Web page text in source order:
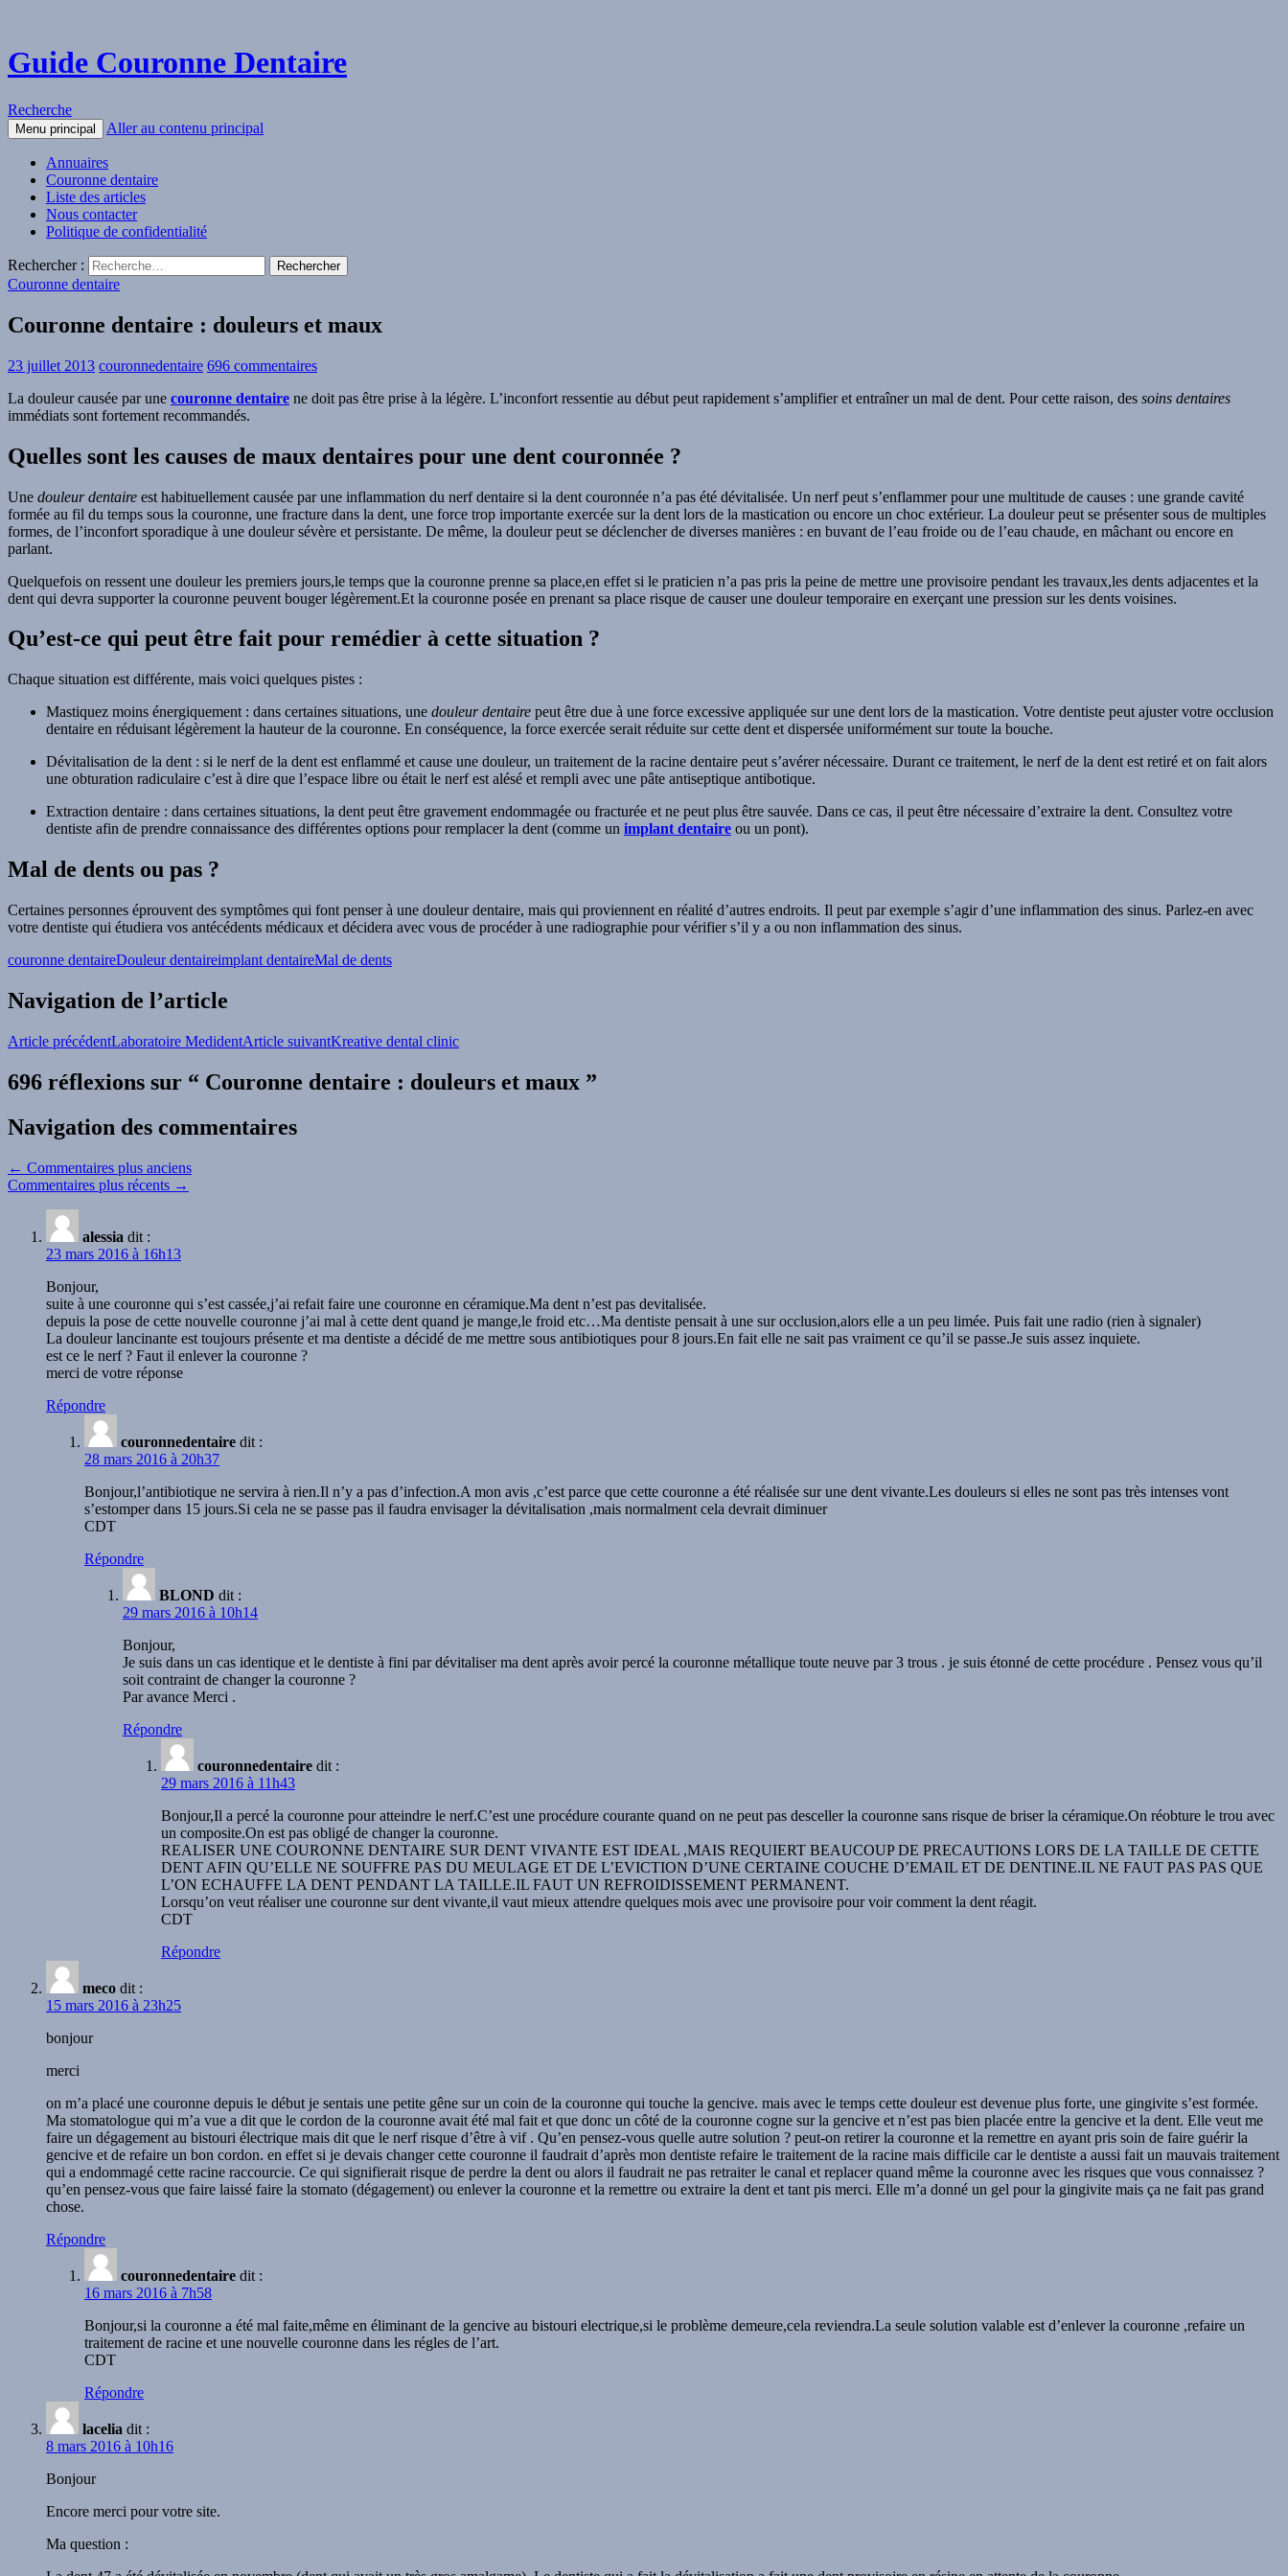
Guide Couronne Dentaire
Recherche
Menu principal Aller au contenu principal
Annuaires
Couronne dentaire
Liste des articles
Nous contacter
Politique de confidentialité
Rechercher :
Couronne dentaire
Couronne dentaire : douleurs et maux
23 juillet 2013 couronnedentaire 696 commentaires
La douleur causée par une couronne dentaire ne doit pas être prise à la légère. L’inconfort ressentie au début peut rapidement s’amplifier et entraîner un mal de dent. Pour cette raison, des soins dentaires
immédiats sont fortement recommandés.
Quelles sont les causes de maux dentaires pour une dent couronnée ?
Une douleur dentaire est habituellement causée par une inflammation du nerf dentaire si la dent couronnée n’a pas été dévitalisée. Un nerf peut s’enflammer pour une multitude de causes : une grande cavité
formée au fil du temps sous la couronne, une fracture dans la dent, une force trop importante exercée sur la dent lors de la mastication ou encore un choc extérieur. La douleur peut se présenter sous de multiples
formes, de l’inconfort sporadique à une douleur sévère et persistante. De même, la douleur peut se déclencher de diverses manières : en buvant de l’eau froide ou de l’eau chaude, en mâchant ou encore en
parlant.
Quelquefois on ressent une douleur les premiers jours,le temps que la couronne prenne sa place,en effet si le praticien n’a pas pris la peine de mettre une provisoire pendant les travaux,les dents adjacentes et la
dent qui devra supporter la couronne peuvent bouger légèrement.Et la couronne posée en prenant sa place risque de causer une douleur temporaire en exerçant une pression sur les dents voisines.
Qu’est-ce qui peut être fait pour remédier à cette situation ?
Chaque situation est différente, mais voici quelques pistes :
Mastiquez moins énergiquement : dans certaines situations, une douleur dentaire peut être due à une force excessive appliquée sur une dent lors de la mastication. Votre dentiste peut ajuster votre occlusion
dentaire en réduisant légèrement la hauteur de la couronne. En conséquence, la force exercée serait réduite sur cette dent et dispersée uniformément sur toute la bouche.
Dévitalisation de la dent : si le nerf de la dent est enflammé et cause une douleur, un traitement de la racine dentaire peut s’avérer nécessaire. Durant ce traitement, le nerf de la dent est retiré et on fait alors
une obturation radiculaire c’est à dire que l’espace libre ou était le nerf est alésé et rempli avec une pâte antiseptique antibotique.
Extraction dentaire : dans certaines situations, la dent peut être gravement endommagée ou fracturée et ne peut plus être sauvée. Dans ce cas, il peut être nécessaire d’extraire la dent. Consultez votre
dentiste afin de prendre connaissance des différentes options pour remplacer la dent (comme un implant dentaire ou un pont).
Mal de dents ou pas ?
Certaines personnes éprouvent des symptômes qui font penser à une douleur dentaire, mais qui proviennent en réalité d’autres endroits. Il peut par exemple s’agir d’une inflammation des sinus. Parlez-en avec
votre dentiste qui étudiera vos antécédents médicaux et décidera avec vous de procéder à une radiographie pour vérifier s’il y a ou non inflammation des sinus.
couronne dentaireDouleur dentaireimplant dentaireMal de dents
Navigation de l’article
Article précédentLaboratoire MedidentArticle suivantKreative dental clinic
696 réflexions sur “ Couronne dentaire : douleurs et maux ”
Navigation des commentaires
← Commentaires plus anciens
Commentaires plus récents →
alessia dit :
23 mars 2016 à 16h13
Bonjour,
suite à une couronne qui s’est cassée,j’ai refait faire une couronne en céramique.Ma dent n’est pas devitalisée.
depuis la pose de cette nouvelle couronne j’ai mal à cette dent quand je mange,le froid etc…Ma dentiste pensait à une sur occlusion,alors elle a un peu limée. Puis fait une radio (rien à signaler)
La douleur lancinante est toujours présente et ma dentiste a décidé de me mettre sous antibiotiques pour 8 jours.En fait elle ne sait pas vraiment ce qu’il se passe.Je suis assez inquiete.
est ce le nerf ? Faut il enlever la couronne ?
merci de votre réponse
Répondre
couronnedentaire dit :
28 mars 2016 à 20h37
Bonjour,l’antibiotique ne servira à rien.Il n’y a pas d’infection.A mon avis ,c’est parce que cette couronne a été réalisée sur une dent vivante.Les douleurs si elles ne sont pas très intenses vont
s’estomper dans 15 jours.Si cela ne se passe pas il faudra envisager la dévitalisation ,mais normalment cela devrait diminuer
CDT
Répondre
BLOND dit :
29 mars 2016 à 10h14
Bonjour,
Je suis dans un cas identique et le dentiste à fini par dévitaliser ma dent après avoir percé la couronne métallique toute neuve par 3 trous . je suis étonné de cette procédure . Pensez vous qu’il
soit contraint de changer la couronne ?
Par avance Merci .
Répondre
couronnedentaire dit :
29 mars 2016 à 11h43
Bonjour,Il a percé la couronne pour atteindre le nerf.C’est une procédure courante quand on ne peut pas desceller la couronne sans risque de briser la céramique.On réobture le trou avec
un composite.On est pas obligé de changer la couronne.
REALISER UNE COURONNE DENTAIRE SUR DENT VIVANTE EST IDEAL ,MAIS REQUIERT BEAUCOUP DE PRECAUTIONS LORS DE LA TAILLE DE CETTE
DENT AFIN QU’ELLE NE SOUFFRE PAS DU MEULAGE ET DE L’EVICTION D’UNE CERTAINE COUCHE D’EMAIL ET DE DENTINE.IL NE FAUT PAS PAS QUE
L’ON ECHAUFFE LA DENT PENDANT LA TAILLE.IL FAUT UN REFROIDISSEMENT PERMANENT.
Lorsqu’on veut réaliser une couronne sur dent vivante,il vaut mieux attendre quelques mois avec une provisoire pour voir comment la dent réagit.
CDT
Répondre
meco dit :
15 mars 2016 à 23h25
bonjour
merci
on m’a placé une couronne depuis le début je sentais une petite gêne sur un coin de la couronne qui touche la gencive. mais avec le temps cette douleur est devenue plus forte, une gingivite s’est formée.
Ma stomatologue qui m’a vue a dit que le cordon de la couronne avait été mal fait et que donc un côté de la couronne cogne sur la gencive et n’est pas bien placée entre la gencive et la dent. Elle veut me
faire un dégagement au bistouri électrique mais dit que le nerf risque d’être à vif . Qu’en pensez-vous quelle autre solution ? peut-on retirer la couronne et la remettre en ayant pris soin de faire guérir la
gencive et de refaire un bon cordon. en effet si je devais changer cette couronne il faudrait d’après mon dentiste refaire le traitement de la racine mais difficile car le dentiste a aussi fait un mauvais traitement
qui a endommagé cette racine raccourcie. Ce qui signifierait risque de perdre la dent ou alors il faudrait ne pas retraiter le canal et replacer quand même la couronne avec les risques que vous connaissez ?
qu’en pensez-vous que faire laissé faire la stomato (dégagement) ou enlever la couronne et la remettre ou extraire la dent et tant pis merci. Elle m’a donné un gel pour la gingivite mais ça ne fait pas grand
chose.
Répondre
couronnedentaire dit :
16 mars 2016 à 7h58
Bonjour,si la couronne a été mal faite,même en éliminant de la gencive au bistouri electrique,si le problème demeure,cela reviendra.La seule solution valable est d’enlever la couronne ,refaire un
traitement de racine et une nouvelle couronne dans les régles de l’art.
CDT
Répondre
lacelia dit :
8 mars 2016 à 10h16
Bonjour
Encore merci pour votre site.
Ma question :